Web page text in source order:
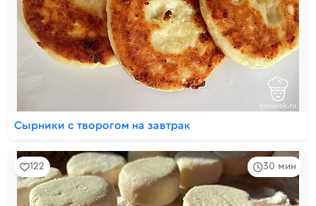
Сырники с творогом на завтрак
30 мин
122